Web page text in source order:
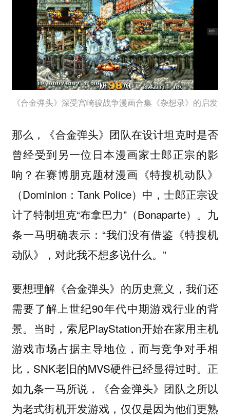
《合金弹头》深受宫崎骏战争漫画合集《杂想录》的启发
那么，《合金弹头》团队在设计坦克时是否
曾经受到另一位日本漫画家士郎正宗的影
响？在赛博朋克题材漫画《特搜机动队》
（Dominion：Tank Police）中，士郎正宗设
计了特制坦克“布拿巴力”（Bonaparte）。九
条一马明确表示：“我们没有借鉴《特搜机
动队》，对此我不想多说什么。”
要想理解《合金弹头》的历史意义，我们还
需要了解上世纪90年代中期游戏行业的背
景。当时，索尼PlayStation开始在家用主机
游戏市场占据主导地位，而与竞争对手相
比，SNK老旧的MVS硬件已经显得过时。正
如九条一马所说，《合金弹头》团队之所以
为老式街机开发游戏，仅仅是因为他们更熟